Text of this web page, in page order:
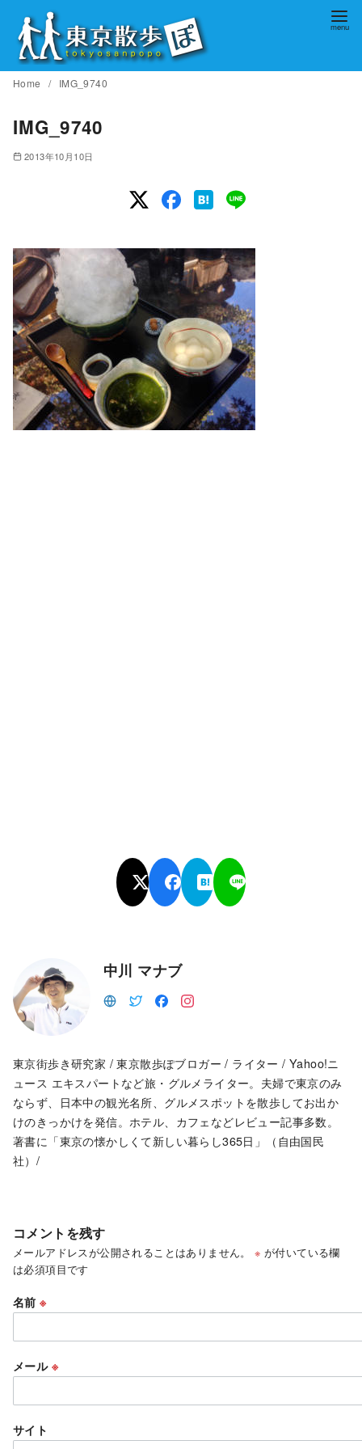
ンHome IMG_9740
IMG_9740
2013年10月10日
中川 マナブ
東京街歩き研究家 / 東京散歩ぽブロガー / ライター / Yahoo!ニ
ュース エキスパートなど旅・グルメライター。夫婦で東京のみ
ならず、日本中の観光名所、グルメスポットを散歩してお出か
けのきっかけを発信。ホテル、カフェなどレビュー記事多数。
著書に「東京の懐かしくて新しい暮らし365日」（自由国民
社）/
コメントを残す
メールアドレスが公開されることはありません。 ※ が付いている欄
は必須項目です
名前※
メール ※
サイト